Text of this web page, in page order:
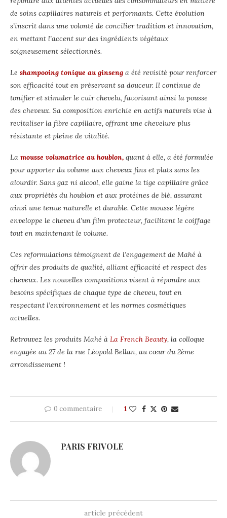
de soins capillaires naturels et performants. Cette évolution
s’inscrit dans une volonté de concilier tradition et innovation,
en mettant l’accent sur des ingrédients végétaux
soigneusement sélectionnés.
Le shampooing tonique au ginseng a été revisité pour renforcer
son efficacité tout en préservant sa douceur. Il continue de
tonifier et stimuler le cuir chevelu, favorisant ainsi la pousse
des cheveux. Sa composition enrichie en actifs naturels vise à
revitaliser la fibre capillaire, offrant une chevelure plus
résistante et pleine de vitalité.
La mousse volumatrice au houblon, quant à elle, a été formulée
pour apporter du volume aux cheveux fins et plats sans les
alourdir. Sans gaz ni alcool, elle gaine la tige capillaire grâce
aux propriétés du houblon et aux protéines de blé, assurant
ainsi une tenue naturelle et durable. Cette mousse légère
enveloppe le cheveu d’un film protecteur, facilitant le coiffage
tout en maintenant le volume.
Ces reformulations témoignent de l’engagement de Mahé à
offrir des produits de qualité, alliant efficacité et respect des
cheveux. Les nouvelles compositions visent à répondre aux
besoins spécifiques de chaque type de cheveu, tout en
respectant l’environnement et les normes cosmétiques
actuelles.
Retrouvez les produits Mahé à La French Beauty, la colloque
engagée au 27 de la rue Léopold Bellan, au cœur du 2ème
arrondissement !
0 commentaire 1
PARIS FRIVOLE
article précédent